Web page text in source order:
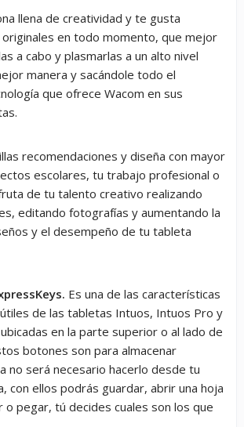
llena de creatividad y te gusta
en todo momento, que mejor
a cabo y plasmarlas a un alto nivel
manera y sacándole todo el
que ofrece Wacom en sus
recomendaciones y diseña con mayor
escolares, tu trabajo profesional o
de tu talento creativo realizando
editando fotografías y aumentando la
y el desempeño de tu tableta
Es una de las características
de las tabletas Intuos, Intuos Pro y
en la parte superior o al lado de
botones son para almacenar
no será necesario hacerlo desde tu
con ellos podrás guardar, abrir una hoja
o pegar, tú decides cuales son los que